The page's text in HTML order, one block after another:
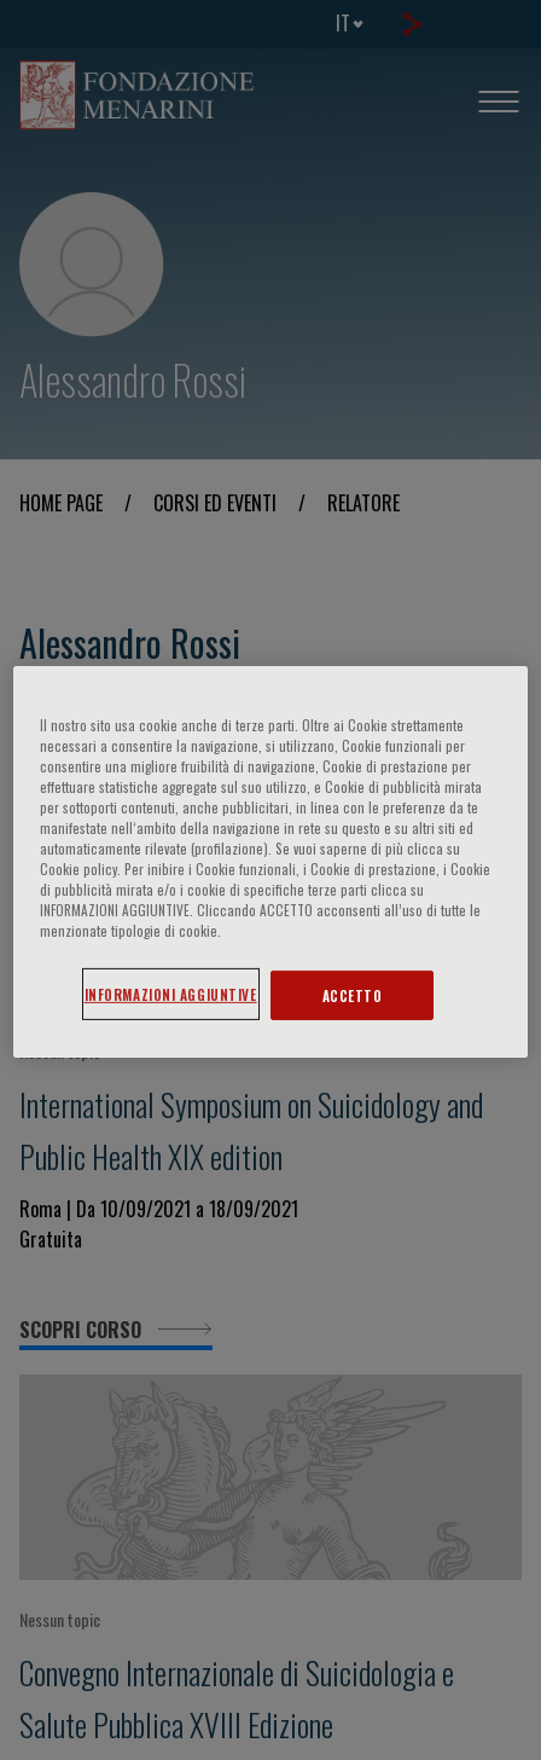
IT
Alessandro Rossi
HOME PAGE / CORSI ED EVENTI / RELATORE
Alessandro Rossi
Partecipazioni del relatore
International Symposium on Suicidology and
Public Health XIX edition
Roma | Da 10/09/2021 a 18/09/2021
Gratuita
SCOPRI CORSO
Nessun topic
Convegno Internazionale di Suicidologia e
Salute Pubblica XVIII Edizione
Il nostro sito usa cookie anche di terze parti. Oltre ai Cookie strettamente
necessari a consentire la navigazione, si utilizzano, Cookie funzionali per
consentire una migliore fruibilità di navigazione, Cookie di prestazione per
effettuare statistiche aggregate sul suo utilizzo, e Cookie di pubblicità mirata
per sottoporti contenuti, anche pubblicitari, in linea con le preferenze da te
manifestate nell‘ambito della navigazione in rete su questo e su altri siti ed
automaticamente rilevate (profilazione). Se vuoi saperne di più clicca su
Cookie policy. Per inibire i Cookie funzionali, i Cookie di prestazione, i Cookie
di pubblicità mirata e/o i cookie di specifiche terze parti clicca su
INFORMAZIONI AGGIUNTIVE. Cliccando ACCETTO acconsenti all’uso di tutte le
menzionate tipologie di cookie.
INFORMAZIONI AGGIUNTIVE ACCETTO